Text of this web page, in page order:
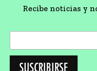
Recibe noticias y